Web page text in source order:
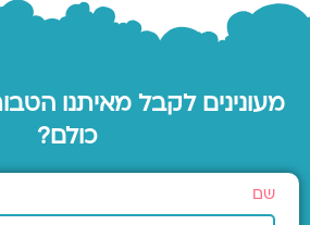
מעונינים לקבל מאיתנו
כולם?
שם